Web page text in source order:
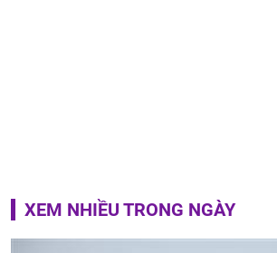
XEM NHIỀU TRONG NGÀY